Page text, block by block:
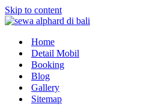
Skip to content
Home
Detail Mobil
Booking
Blog
Gallery
Sitemap